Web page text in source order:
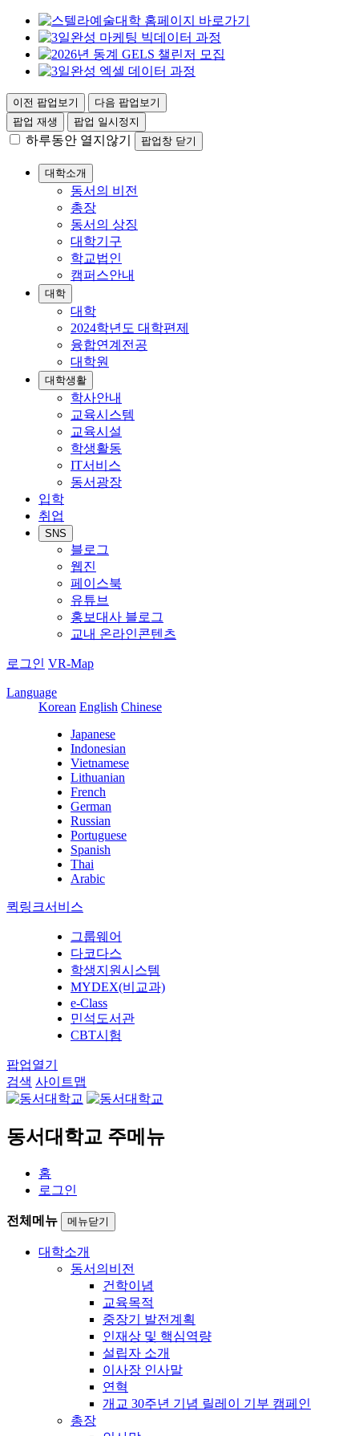
이전 팝업보기
다음 팝업보기
팝업 재생
팝업 일시정지
하루동안 열지않기 팝업창 닫기
대학소개
동서의 비전
총장
동서의 상징
대학기구
학교법인
캠퍼스안내
대학
대학
2024학년도 대학편제
융합연계전공
대학원
대학생활
학사안내
교육시스템
교육시설
학생활동
IT서비스
동서광장
입학
취업
SNS
블로그
웹진
페이스북
유튜브
홍보대사 블로그
교내 온라인콘텐츠
로그인 VR-Map
Language
Korean English Chinese
Japanese
Indonesian
Vietnamese
Lithuanian
French
German
Russian
Portuguese
Spanish
Thai
Arabic
퀵링크서비스
그룹웨어
다코다스
학생지원시스템
MYDEX(비교과)
e-Class
민석도서관
CBT시험
팝업열기
검색 사이트맵
동서대학교 주메뉴
홈
로그인
전체메뉴 메뉴닫기
대학소개
동서의비전
건학이념
교육목적
중장기 발전계획
인재상 및 핵심역량
설립자 소개
이사장 인사말
연혁
개교 30주년 기념 릴레이 기부 캠페인
총장